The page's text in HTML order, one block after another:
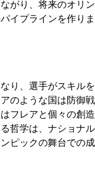
がり、将来のオリン
イプラインを作りま
り、選手がスキルを
のような国は防御戦
フレアと個々の創造
哲学は、ナショナル
ピックの舞台での成